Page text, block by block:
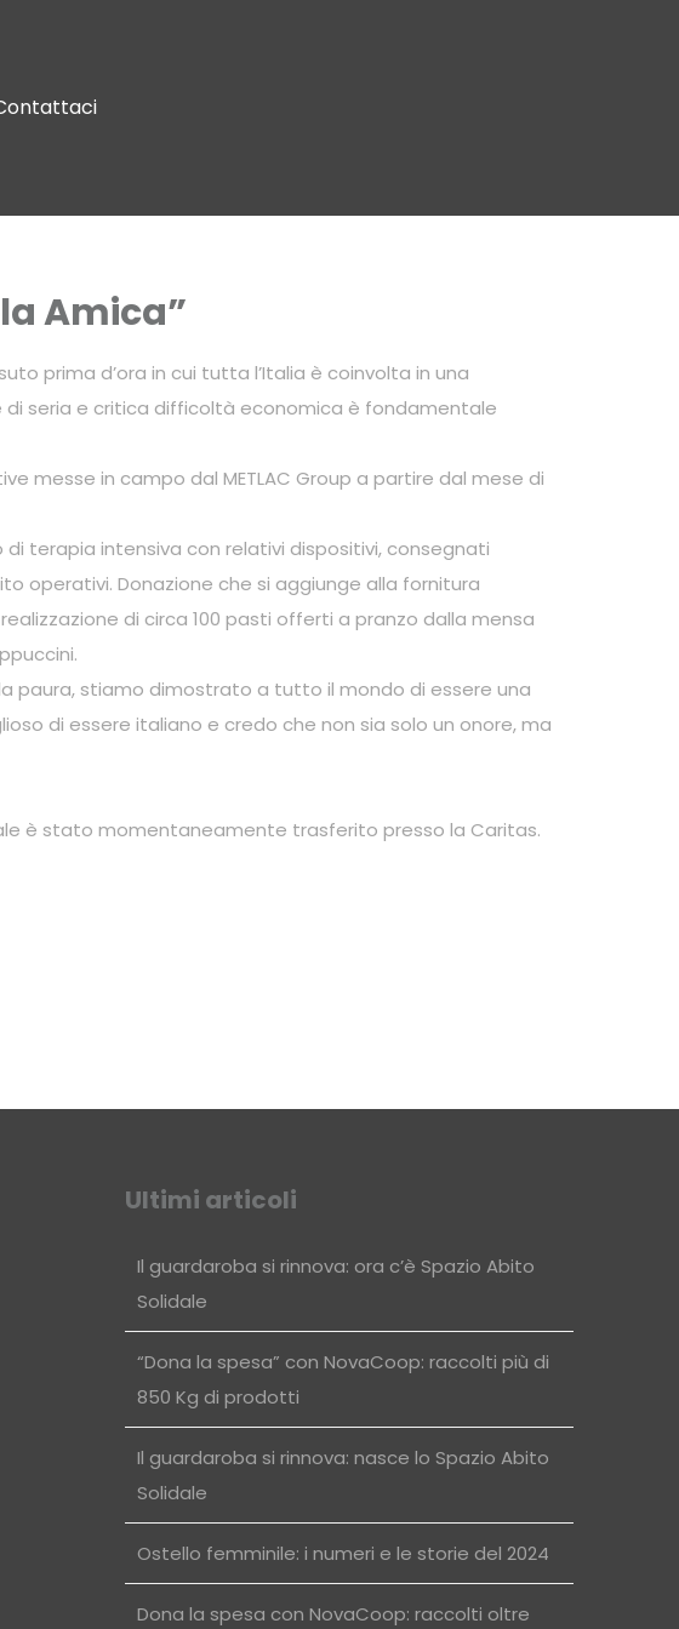
Amica”
prima d’ora in cui tutta l’Italia è coinvolta in una
di seria e critica difficoltà economica è fondamentale
messe in campo dal METLAC Group a partire dal mese di
terapia intensiva con relativi dispositivi, consegnati
operativi. Donazione che si aggiunge alla fornitura
di circa 100 pasti offerti a pranzo dalla mensa
paura, stiamo dimostrato a tutto il mondo di essere una
di essere italiano e credo che non sia solo un onore, ma
è stato momentaneamente trasferito presso la Caritas.
Ultimi articoli
Il guardaroba si rinnova: ora c’è Spazio Abito
Solidale
“Dona la spesa” con NovaCoop: raccolti più di
850 Kg di prodotti
Il guardaroba si rinnova: nasce lo Spazio Abito
Solidale
Ostello femminile: i numeri e le storie del 2024
Dona la spesa con NovaCoop: raccolti oltre